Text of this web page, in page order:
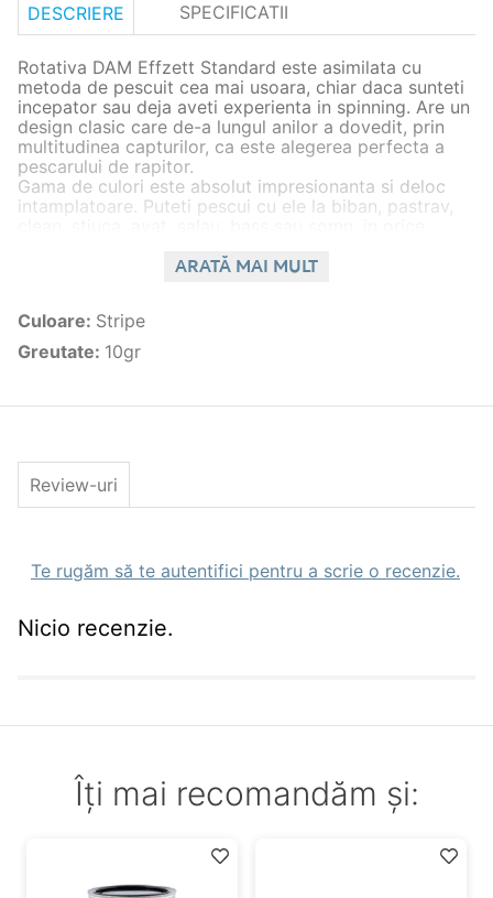
DESCRIERE SPECIFICATII
Rotativa DAM Effzett Standard este asimilata cu
metoda de pescuit cea mai usoara, chiar daca sunteti
incepator sau deja aveti experienta in spinning. Are un
design clasic care de-a lungul anilor a dovedit, prin
multitudinea capturilor, ca este alegerea perfecta a
pescarului de rapitor.
Gama de culori este absolut impresionanta si deloc
intamplatoare. Puteti pescui cu ele la biban, pastrav,
simplu Delta Dunarii. Increderea pescarului in naluca
si 10gr.
Caracteristici generale
peste
Caracteristici Naluci artificiale
Tip
Culoare
Stripe
Pachet
1
ARATĂ MAI MULT
Culoare: Stripe
Greutate: 10gr
Review-uri
Te rugăm să te autentifici pentru a scrie o recenzie.
Nicio recenzie.
Îți mai recomandăm și: